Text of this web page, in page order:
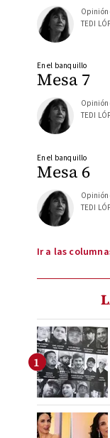
Opinión
TEDI
Mesa 7
En el banquillo
Opinión
TEDI
Mesa 6
En el banquillo
Opinión
TEDI
Ir a las